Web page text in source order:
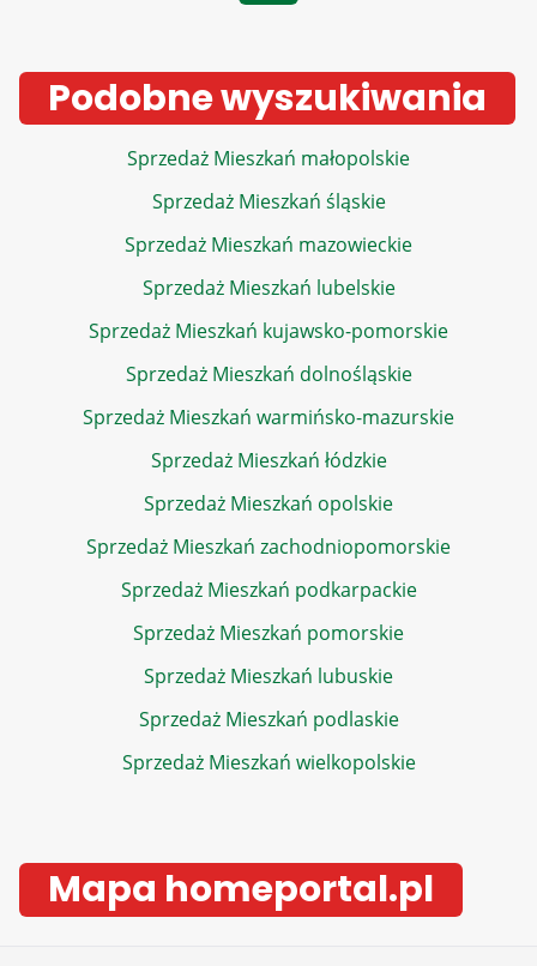
Podobne wyszukiwania
Sprzedaż Mieszkań małopolskie
Sprzedaż Mieszkań śląskie
Sprzedaż Mieszkań mazowieckie
Sprzedaż Mieszkań lubelskie
Sprzedaż Mieszkań kujawsko-pomorskie
Sprzedaż Mieszkań dolnośląskie
Sprzedaż Mieszkań warmińsko-mazurskie
Sprzedaż Mieszkań łódzkie
Sprzedaż Mieszkań opolskie
Sprzedaż Mieszkań zachodniopomorskie
Sprzedaż Mieszkań podkarpackie
Sprzedaż Mieszkań pomorskie
Sprzedaż Mieszkań lubuskie
Sprzedaż Mieszkań podlaskie
Sprzedaż Mieszkań wielkopolskie
Mapa homeportal.pl